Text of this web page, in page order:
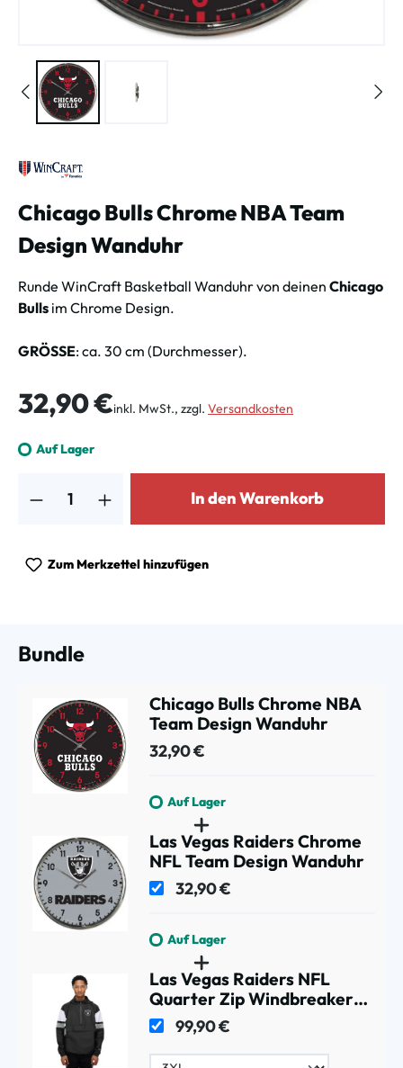
Chicago Bulls Chrome NBA Team
Design Wanduhr
Runde WinCraft Basketball Wanduhr von deinen Chicago
Bulls im Chrome Design.
GRÖSSE: ca. 30 cm (Durchmesser).
Regulärer Preis:
32,90 €inkl. MwSt., zzgl. Versandkosten
Auf Lager
In den Warenkorb
Zum Merkzettel hinzufügen
Bundle
Chicago Bulls Chrome NBA
Team Design Wanduhr
32,90 €
Auf Lager
Las Vegas Raiders Chrome
NFL Team Design Wanduhr
32,90 €
Auf Lager
Las Vegas Raiders NFL
Quarter Zip Windbreaker
Jacke Schwarz
99,90 €